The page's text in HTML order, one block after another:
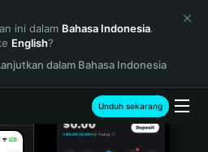
ini dalam Bahasa Indonesia.
English?
dalam Bahasa Indonesia
Unduh sekarang